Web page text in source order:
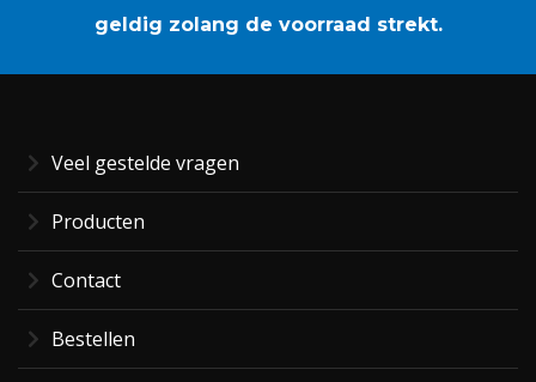
geldig zolang de voorraad strekt.
Veel gestelde vragen
Producten
Contact
Bestellen